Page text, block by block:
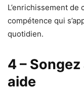
L’enrichissement
compétence qui
quotidien.
4 –
aide